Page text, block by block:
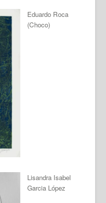
Eduardo Roca
(Choco)
Lisandra Isabel
Garcia López